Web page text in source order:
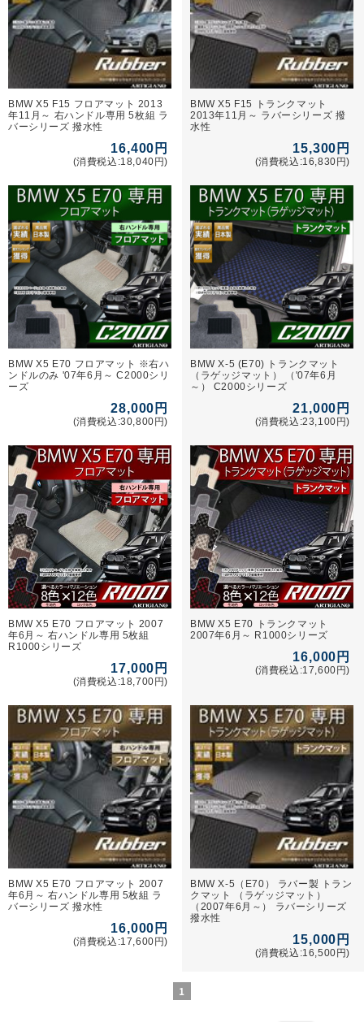
BMW X5 F15 フロアマット 2013
年11月～ 右ハンドル専用 5枚組 ラ
バーシリーズ 撥水性
16,400円
(消費税込:18,040円)
BMW X5 F15 トランクマット
2013年11月～ ラバーシリーズ 撥
水性
15,300円
(消費税込:16,830円)
BMW X5 E70 フロアマット ※右ハ
ンドルのみ '07年6月～ C2000シリ
ーズ
28,000円
(消費税込:30,800円)
BMW X-5 (E70) トランクマット
（ラゲッジマット） （'07年6月
～） C2000シリーズ
21,000円
(消費税込:23,100円)
BMW X5 E70 フロアマット 2007
年6月～ 右ハンドル専用 5枚組
R1000シリーズ
17,000円
(消費税込:18,700円)
BMW X5 E70 トランクマット
2007年6月～ R1000シリーズ
16,000円
(消費税込:17,600円)
BMW X5 E70 フロアマット 2007
年6月～ 右ハンドル専用 5枚組 ラ
バーシリーズ 撥水性
16,000円
(消費税込:17,600円)
BMW X-5（E70） ラバー製 トラン
クマット （ラゲッジマット）
（2007年6月～） ラバーシリーズ
撥水性
15,000円
(消費税込:16,500円)
1